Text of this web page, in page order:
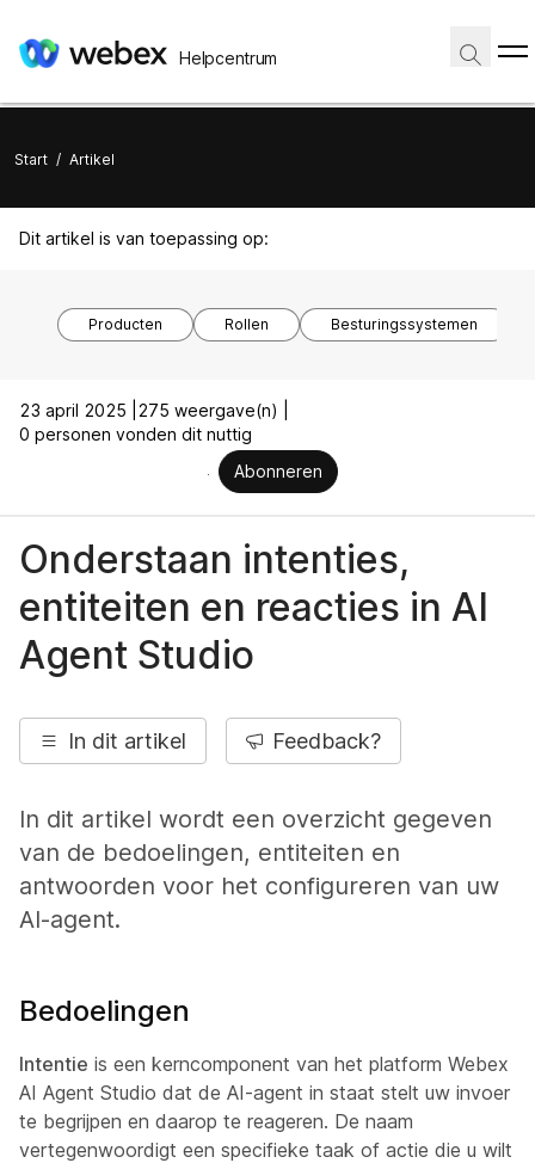
Helpcentrum
Start / Artikel
Dit artikel is van toepassing op:
Producten Rollen Besturingssystemen
23 april 2025 |
275 weergave(n) |
0 personen vonden dit nuttig
Abonneren
Onderstaan intenties,
entiteiten en reacties in AI
Agent Studio
In dit artikel Feedback?
In dit artikel wordt een overzicht gegeven
van de bedoelingen, entiteiten en
antwoorden voor het configureren van uw
AI-agent.
Bedoelingen
Intentie is een kerncomponent van het platform Webex
AI Agent Studio dat de AI-agent in staat stelt uw invoer
te begrijpen en daarop te reageren. De naam
vertegenwoordigt een specifieke taak of actie die u wilt